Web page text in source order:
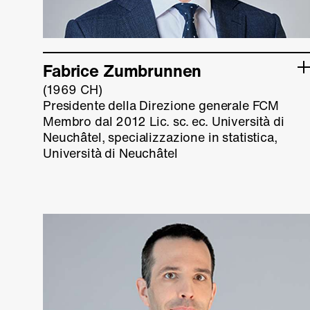
Fabrice Zumbrunnen
(1969 CH)
Presidente della Direzione generale FCM
Membro dal 2012 Lic. sc. ec. Università di
Neuchâtel, specializzazione in statistica,
Università di Neuchâtel